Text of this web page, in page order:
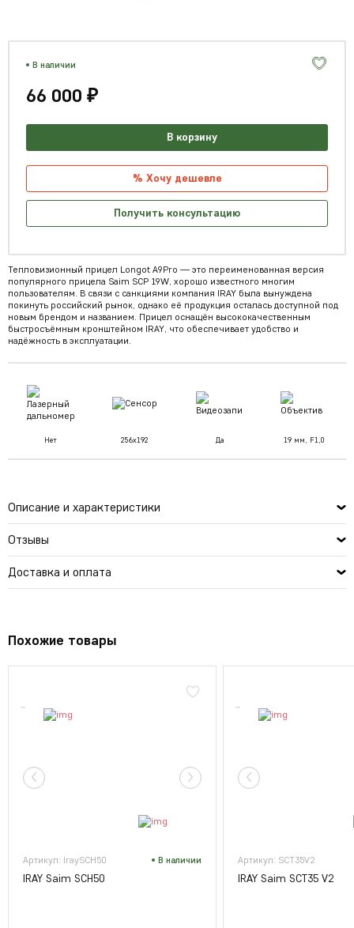
Описание и характеристики
Отзывы
Доставка и оплата
В наличии
66 000 ₽
В корзину
% Хочу дешевле
Получить консультацию
Тепловизионный прицел Longot A9Pro — это переименованная версия
популярного прицела Saim SCP 19W, хорошо известного многим
пользователям. В связи с санкциями компания IRAY была вынуждена
покинуть российский рынок, однако её продукция осталась доступной под
новым брендом и названием. Прицел оснащён высококачественным
быстросъёмным кронштейном IRAY, что обеспечивает удобство и
надёжность в эксплуатации.
Нет 256х192 Да 19 мм, F1,0
Похожие товары
Артикул: IraySCH50 В наличии
IRAY Saim SCH50
Артикул: SCT35V2
IRAY Saim SCT35 V2